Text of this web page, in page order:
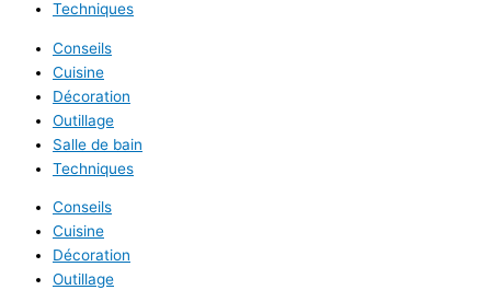
Techniques
Conseils
Cuisine
Décoration
Outillage
Salle de bain
Techniques
Conseils
Cuisine
Décoration
Outillage